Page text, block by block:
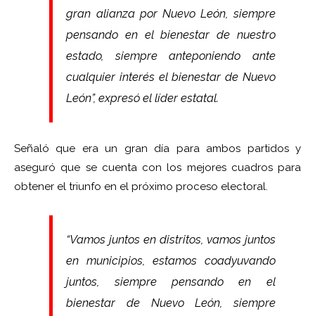
gran alianza por Nuevo León, siempre
pensando en el bienestar de nuestro
estado, siempre anteponiendo ante
cualquier interés el bienestar de Nuevo
León”, expresó el líder estatal.
Señaló que era un gran día para ambos partidos y
aseguró que se cuenta con los mejores cuadros para
obtener el triunfo en el próximo proceso electoral.
“Vamos juntos en distritos, vamos juntos
en municipios, estamos coadyuvando
juntos, siempre pensando en el
bienestar de Nuevo León, siempre